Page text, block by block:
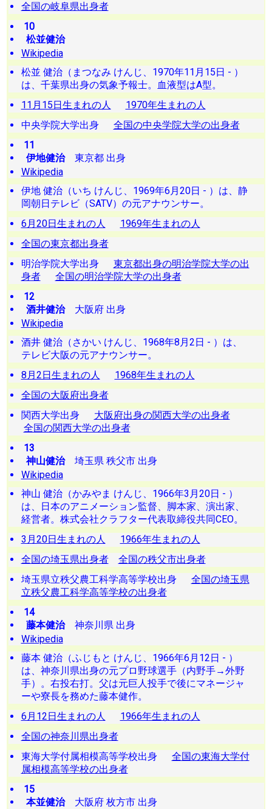
全国の岐阜県出身者
10
松並健治
Wikipedia
松並 健治（まつなみ けんじ、1970年11月15日 - ）
は、千葉県出身の気象予報士。血液型はA型。
11月15日生まれの人
1970年生まれの人
中央学院大学出身 全国の中央学院大学の出身者
11
伊地健治東京都 出身
Wikipedia
伊地 健治（いち けんじ、1969年6月20日 - ）は、静
岡朝日テレビ（SATV）の元アナウンサー。
6月20日生まれの人
1969年生まれの人
全国の東京都出身者
明治学院大学出身 東京都出身の明治学院大学の出
身者
全国の明治学院大学の出身者
12
酒井健治大阪府 出身
Wikipedia
酒井 健治（さかい けんじ、1968年8月2日 - ）は、
テレビ大阪の元アナウンサー。
8月2日生まれの人
1968年生まれの人
全国の大阪府出身者
関西大学出身 大阪府出身の関西大学の出身者
全国の関西大学の出身者
13
神山健治埼玉県 秩父市 出身
Wikipedia
神山 健治（かみやま けんじ、1966年3月20日 - ）
は、日本のアニメーション監督、脚本家、演出家、
経営者。株式会社クラフター代表取締役共同CEO。
3月20日生まれの人
1966年生まれの人
全国の埼玉県出身者
全国の秩父市出身者
埼玉県立秩父農工科学高等学校出身 全国の埼玉県
立秩父農工科学高等学校の出身者
14
藤本健治神奈川県 出身
Wikipedia
藤本 健治（ふじもと けんじ、1966年6月12日 - ）
は、神奈川県出身の元プロ野球選手（内野手→外野
手）。右投右打。父は元巨人投手で後にマネージャ
ーや寮長を務めた藤本健作。
6月12日生まれの人
1966年生まれの人
全国の神奈川県出身者
東海大学付属相模高等学校出身 全国の東海大学付
属相模高等学校の出身者
15
本並健治大阪府 枚方市 出身